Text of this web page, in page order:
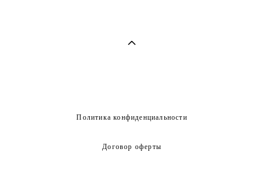
Политика конфиденциальности
Договор оферты